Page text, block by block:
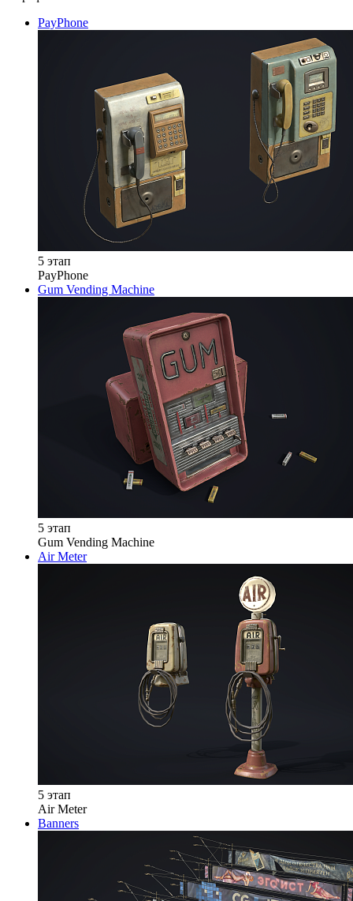
PayPhone
5 этап
PayPhone
Gum Vending Machine
5 этап
Gum Vending Machine
Air Meter
5 этап
Air Meter
Banners